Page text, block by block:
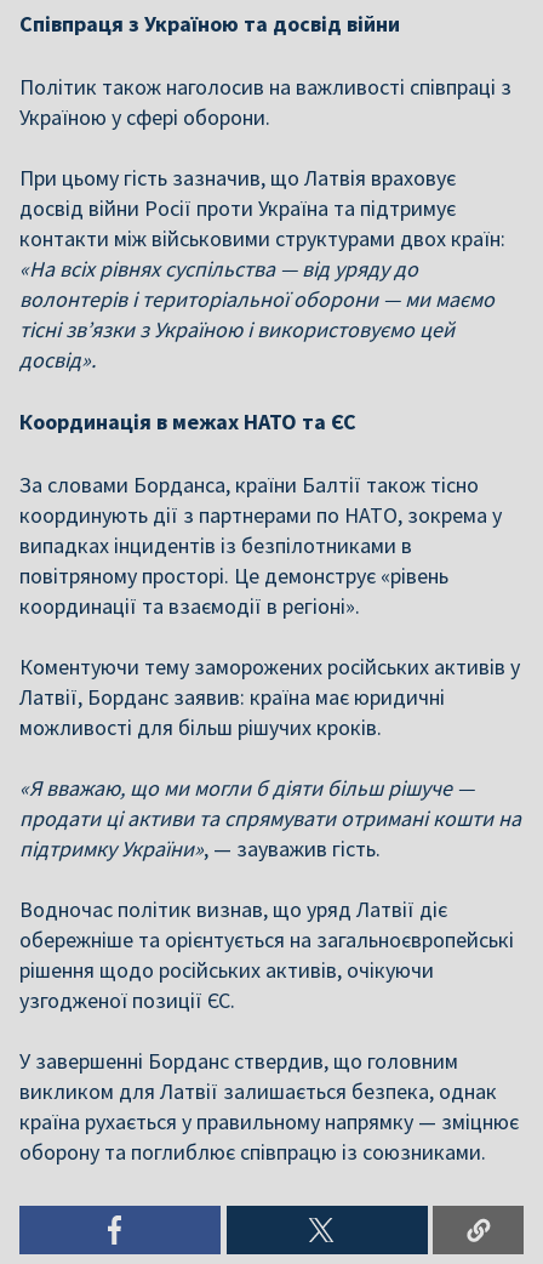
Співпраця з Україною та досвід війни
Політик також наголосив на важливості співпраці з
Україною у сфері оборони.
При цьому гість зазначив, що Латвія враховує
досвід війни Росії проти Україна та підтримує
контакти між військовими структурами двох країн:
«На всіх рівнях суспільства — від уряду до
волонтерів і територіальної оборони — ми маємо
тісні зв’язки з Україною і використовуємо цей
досвід».
Координація в межах НАТО та ЄС
За словами Борданса, країни Балтії також тісно
координують дії з партнерами по НАТО, зокрема у
випадках інцидентів із безпілотниками в
повітряному просторі. Це демонструє «рівень
координації та взаємодії в регіоні».
Коментуючи тему заморожених російських активів у
Латвії, Борданс заявив: країна має юридичні
можливості для більш рішучих кроків.
«Я вважаю, що ми могли б діяти більш рішуче —
продати ці активи та спрямувати отримані кошти на
підтримку України», — зауважив гість.
Водночас політик визнав, що уряд Латвії діє
обережніше та орієнтується на загальноєвропейські
рішення щодо російських активів, очікуючи
узгодженої позиції ЄС.
У завершенні Борданс ствердив, що головним
викликом для Латвії залишається безпека, однак
країна рухається у правильному напрямку — зміцнює
оборону та поглиблює співпрацю із союзниками.